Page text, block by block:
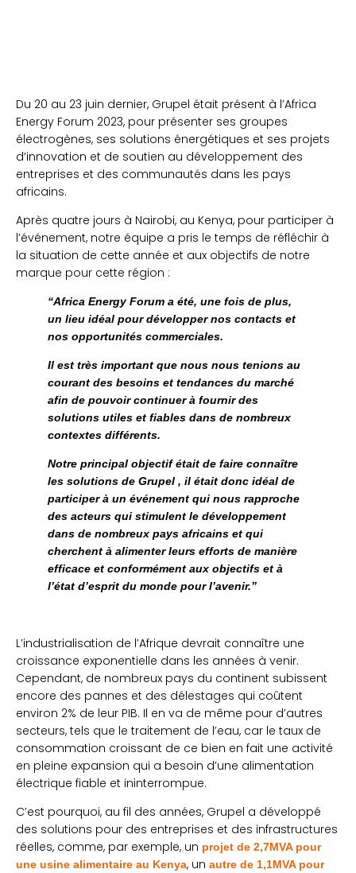
Du 20 au 23 juin dernier, Grupel était présent à l’Africa
Energy Forum 2023, pour présenter ses groupes
électrogènes, ses solutions énergétiques et ses projets
d’innovation et de soutien au développement des
entreprises et des communautés dans les pays
africains.
Après quatre jours à Nairobi, au Kenya, pour participer à
l’événement, notre équipe a pris le temps de réfléchir à
la situation de cette année et aux objectifs de notre
marque pour cette région :
“Africa Energy Forum a été, une fois de plus,
un lieu idéal pour développer nos contacts et
nos opportunités commerciales.
Il est très important que nous nous tenions au
courant des besoins et tendances du marché
afin de pouvoir continuer à fournir des
solutions utiles et fiables dans de nombreux
contextes différents.
Notre principal objectif était de faire connaître
les solutions de Grupel , il était donc idéal de
participer à un événement qui nous rapproche
des acteurs qui stimulent le développement
dans de nombreux pays africains et qui
cherchent à alimenter leurs efforts de manière
efficace et conformément aux objectifs et à
l’état d’esprit du monde pour l’avenir.”
L’industrialisation de l’Afrique devrait connaître une
croissance exponentielle dans les années à venir.
Cependant, de nombreux pays du continent subissent
encore des pannes et des délestages qui coûtent
environ 2% de leur PIB. Il en va de même pour d’autres
secteurs, tels que le traitement de l’eau, car le taux de
consommation croissant de ce bien en fait une activité
en pleine expansion qui a besoin d’une alimentation
électrique fiable et ininterrompue.
C’est pourquoi, au fil des années, Grupel a développé
des solutions pour des entreprises et des infrastructures
réelles, comme, par exemple, un projet de 2,7MVA pour
une usine alimentaire au Kenya, un autre de 1,1MVA pour